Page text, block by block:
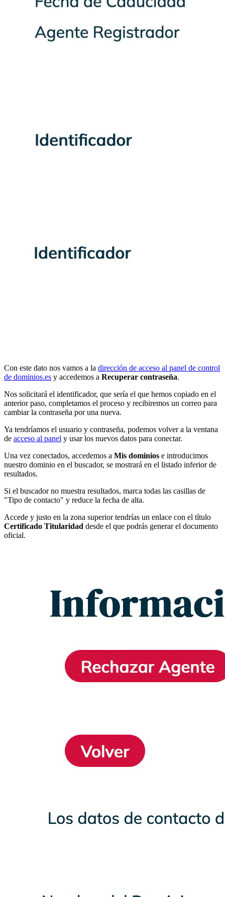
Con este dato nos vamos a la dirección de acceso al panel de control
de dominios.es y accedemos a Recuperar contraseña.
Nos solicitará el identificador, que sería el que hemos copiado en el
anterior paso, completamos el proceso y recibiremos un correo para
cambiar la contraseña por una nueva.
Ya tendríamos el usuario y contraseña, podemos volver a la ventana
de acceso al panel y usar los nuevos datos para conectar.
Una vez conectados, accedemos a Mis dominios e introducimos
nuestro dominio en el buscador, se mostrará en el listado inferior de
resultados.
Si el buscador no muestra resultados, marca todas las casillas de
"Tipo de contacto" y reduce la fecha de alta.
Accede y justo en la zona superior tendrías un enlace con el título
Certificado Titularidad desde el que podrás generar el documento
oficial.